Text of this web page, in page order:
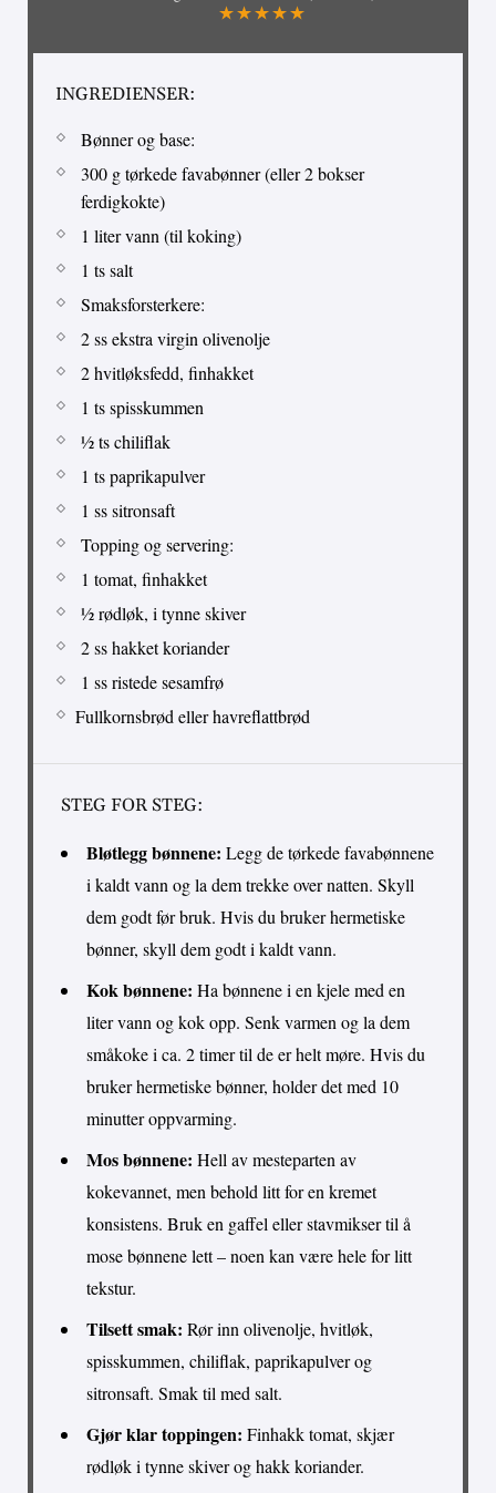
INGREDIENSER:
Bønner og base:
300 g tørkede favabønner (eller 2 bokser
ferdigkokte)
1 liter vann (til koking)
1 ts salt
Smaksforsterkere:
2 ss ekstra virgin olivenolje
2 hvitløksfedd, finhakket
1 ts spisskummen
½ ts chiliflak
1 ts paprikapulver
1 ss sitronsaft
Topping og servering:
1 tomat, finhakket
½ rødløk, i tynne skiver
2 ss hakket koriander
1 ss ristede sesamfrø
Fullkornsbrød eller havreflattbrød
STEG FOR STEG:
Bløtlegg bønnene: Legg de tørkede favabønnene
i kaldt vann og la dem trekke over natten. Skyll
dem godt før bruk. Hvis du bruker hermetiske
bønner, skyll dem godt i kaldt vann.
Kok bønnene: Ha bønnene i en kjele med en
liter vann og kok opp. Senk varmen og la dem
småkoke i ca. 2 timer til de er helt møre. Hvis du
bruker hermetiske bønner, holder det med 10
minutter oppvarming.
Mos bønnene: Hell av mesteparten av
kokevannet, men behold litt for en kremet
konsistens. Bruk en gaffel eller stavmikser til å
mose bønnene lett – noen kan være hele for litt
tekstur.
Tilsett smak: Rør inn olivenolje, hvitløk,
spisskummen, chiliflak, paprikapulver og
sitronsaft. Smak til med salt.
Gjør klar toppingen: Finhakk tomat, skjær
rødløk i tynne skiver og hakk koriander.